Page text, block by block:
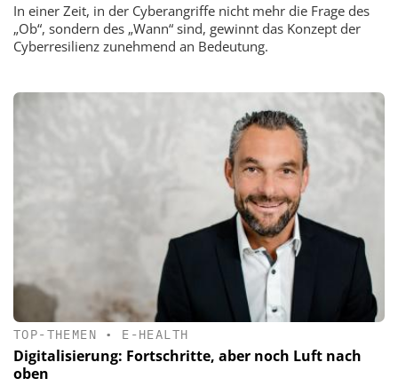
In einer Zeit, in der Cyberangriffe nicht mehr die Frage des
„Ob“, sondern des „Wann“ sind, gewinnt das Konzept der
Cyberresilienz zunehmend an Bedeutung.
TOP-THEMEN • E-HEALTH
Digitalisierung: Fortschritte, aber noch Luft nach
oben